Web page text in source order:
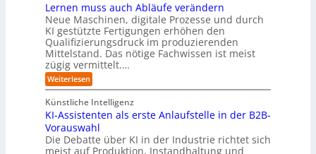
H
e
r
s
t
e
l
r
n
d
e
r
I
n
d
u
s
t
r
i
e
e
r
m
a
c
h
s
e
n
d
e
R
a
n
s
o
m
w
r
o
b
o
t
e
r
r
a
t
o
r
t
e
e
h
r
l
i
c
h
e
r
u
n
d
u
n
Lernen muss auch Abläufe verändern
Neue Maschinen, digitale Prozesse und durch
KI gestützte Fertigungen erhöhen den
Qualifizierungsdruck im produzierenden
Mittelstand. Das nötige Fachwissen ist meist
zügig vermittelt.…
Weiterlesen:
L
e
r
n
e
n
m
Künstliche Intelligenz
KI-Assistenten als erste Anlaufstelle in der B2B-
Vorauswahl
Die Debatte über KI in der Industrie richtet sich
meist auf Produktion, Instandhaltung und